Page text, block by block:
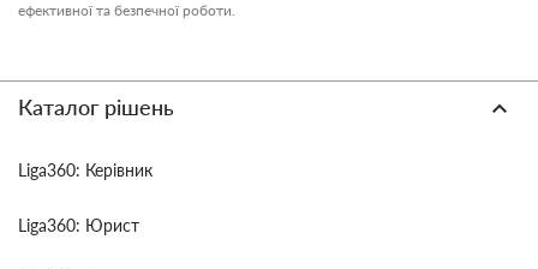
ефективної та безпечної роботи.
Каталог рішень
Liga360: Керівник
Liga360: Юрист